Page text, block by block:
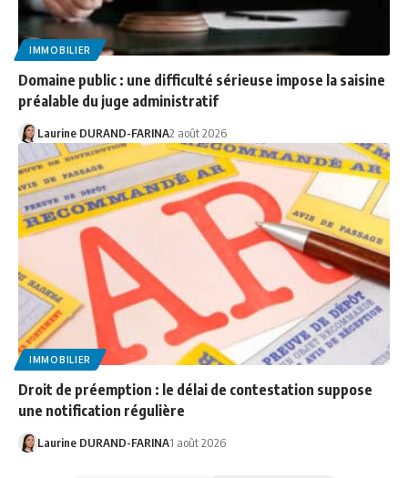
IMMOBILIER
Domaine public : une difficulté sérieuse impose la saisine
préalable du juge administratif
Laurine DURAND-FARINA2 août 2026
IMMOBILIER
Droit de préemption : le délai de contestation suppose
une notification régulière
Laurine DURAND-FARINA1 août 2026